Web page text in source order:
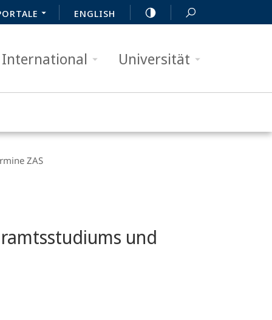
ENGLISH
International Universität
ZAS
und